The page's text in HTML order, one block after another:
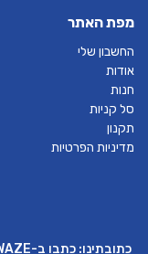
מפת האתר
החשבון שלי
אודות
חנות
סל קניות
תקנון
מדיניות הפרטיות